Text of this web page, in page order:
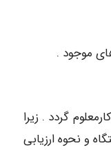
موجود .
گردد . زیرا
و نحوه ارزیابی